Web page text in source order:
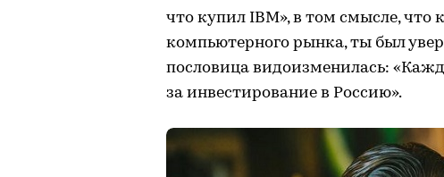
что купил IBM», в том смысле,
компьютерного рынка, ты был
пословица видоизменилась:
за инвестирование в Россию».